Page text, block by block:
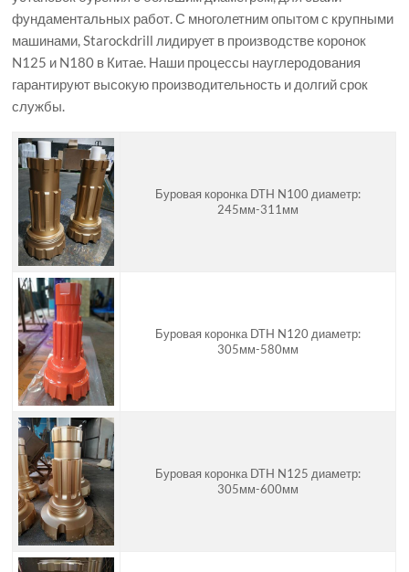
фундаментальных работ. С многолетним опытом с крупными
машинами, Starockdrill лидирует в производстве коронок
N125 и N180 в Китае. Наши процессы науглеродования
гарантируют высокую производительность и долгий срок
службы.
Буровая коронка DTH N100 диаметр:
245мм-311мм
Буровая коронка DTH N120 диаметр:
305мм-580мм
Буровая коронка DTH N125 диаметр:
305мм-600мм